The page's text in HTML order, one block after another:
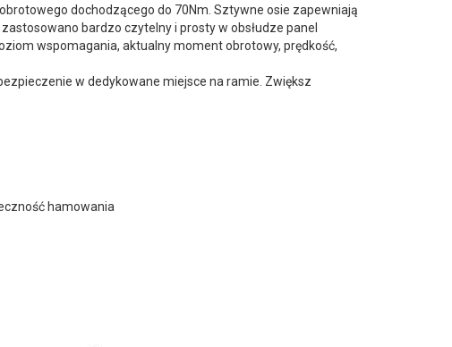
dochodzącego do 70Nm. Sztywne osie zapewniają
bardzo czytelny i prosty w obsłudze panel
wspomagania, aktualny moment obrotowy, prędkość,
w dedykowane miejsce na ramie. Zwiększ
hamowania